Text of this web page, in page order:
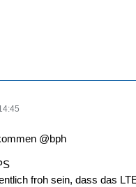
@bph
froh sein, dass das